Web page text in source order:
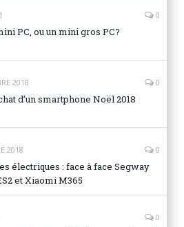
0
PC, ou un mini gros PC?
2018 0
d’un smartphone Noël 2018
2018 0
électriques : face à face Segway
et Xiaomi M365
0